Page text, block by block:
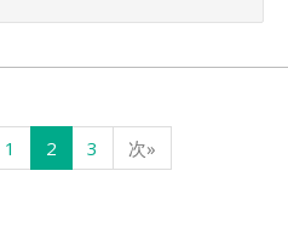
1 2 3
次»